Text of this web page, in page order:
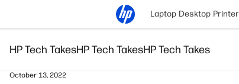
Laptop Desktop Printer
HP Tech TakesHP Tech TakesHP Tech Takes
October 13, 2022